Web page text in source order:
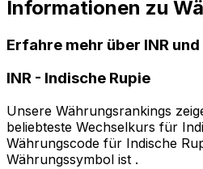
Informationen zu
Erfahre mehr über INR
INR - Indische Rupie
Unsere Währungsrankings
beliebteste Wechselkurs für
Währungscode für Indische
Währungssymbol ist ₹.